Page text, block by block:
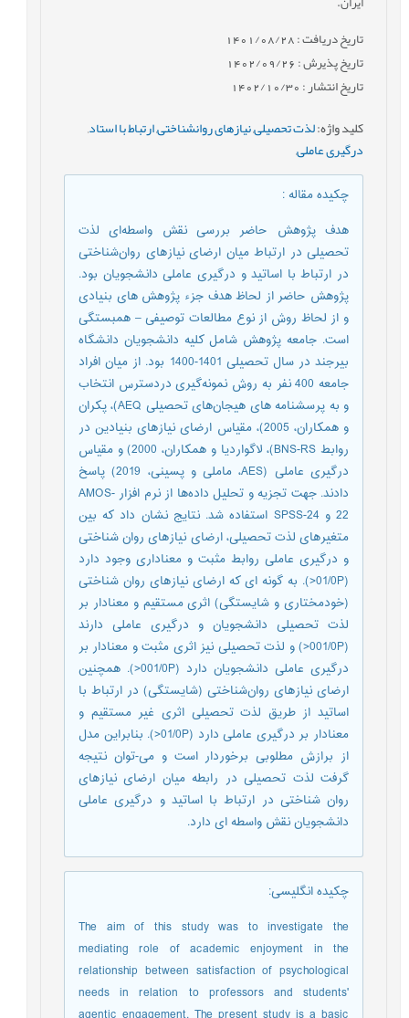
تاریخ دریافت : 1401/08/28
تاریخ پذیرش : 1402/09/26
تاریخ انتشار : 1402/10/30
کلید واژه:لذت تحصیلی,نیازهای روانشناختی,ارتباط با استاد,
درگیری عاملی,
چکیده مقاله:
هدف پژوهش حاضر بررسی نقش واسطه‌ای لذت
تحصیلی در ارتباط میان ارضای نیازهای روان‌شناختی
در ارتباط با اساتید و درگیری عاملی دانشجویان بود.
پژوهش حاضر از لحاظ هدف جزء پژوهش های بنیادی
و از لحاظ روش از نوع مطالعات توصیفی – همبستگی
است. جامعه پژوهش شامل کلیه دانشجویان دانشگاه
بیرجند در سال تحصیلی 1401-1400 بود. از میان افراد
جامعه 400 نفر به روش نمونه‌گیری دردسترس انتخاب
و به پرسشنامه های هیجان‌های تحصیلی AEQ)، پکران
و همکاران، 2005)، مقیاس ارضای نیازهای بنیادین در
روابط BNS-RS)، لاگواردیا و همکاران، 2000) و مقیاس
درگیری عاملی (AES، ماملی و پسینی، 2019) پاسخ
دادند. جهت تجزیه و تحلیل داده‌ها از نرم افزار AMOS-
22 و SPSS-24 استفاده شد. نتایج نشان داد که بین
متغیرهای لذت تحصیلی، ارضای نیازهای روان شناختی
و درگیری عاملی روابط مثبت و معناداری وجود دارد
(01/0P<). به گونه ای که ارضای نیازهای روان شناختی
(خودمختاری و شایستگی) اثری مستقیم و معنادار بر
لذت تحصیلی دانشجویان و درگیری عاملی دارند
(001/0P<) و لذت تحصیلی نیز اثری مثبت و معنادار بر
درگیری عاملی دانشجویان دارد (001/0P<). همچنین
ارضای نیازهای روان‌شناختی (شایستگی) در ارتباط با
اساتید از طریق لذت تحصیلی اثری غیر مستقیم و
معنادار بر درگیری عاملی دارد (01/0P<). بنابراین مدل
از برازش مطلوبی برخوردار است و می-توان نتیجه
گرفت لذت تحصیلی در رابطه میان ارضای نیازهای
روان شناختی در ارتباط با اساتید و درگیری عاملی
دانشجویان نقش واسطه ای دارد.
چکیده انگلیسی:
The aim of this study was to investigate the
mediating role of academic enjoyment in the
relationship between satisfaction of psychological
needs in relation to professors and students'